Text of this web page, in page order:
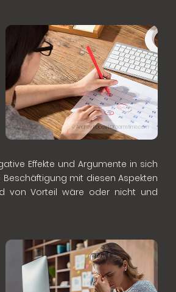
© Andrey Popov | Dreamstime.com
Effekte und Argumente in sich
mit diesen Aspekten
von Vorteil wäre oder nicht und